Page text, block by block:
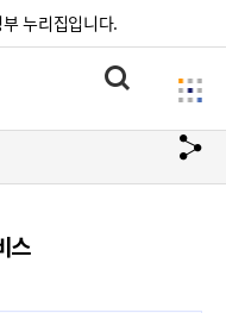
누리집입니다.
통
합
색
사
이
메
url
복
스